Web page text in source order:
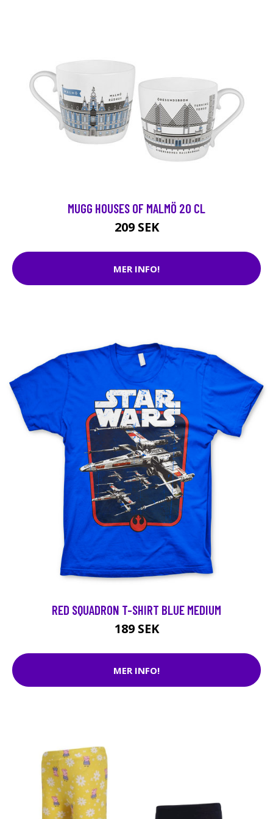
MUGG HOUSES OF MALMÖ 20 CL
209 SEK
MER INFO!
RED SQUADRON T-SHIRT BLUE MEDIUM
189 SEK
MER INFO!